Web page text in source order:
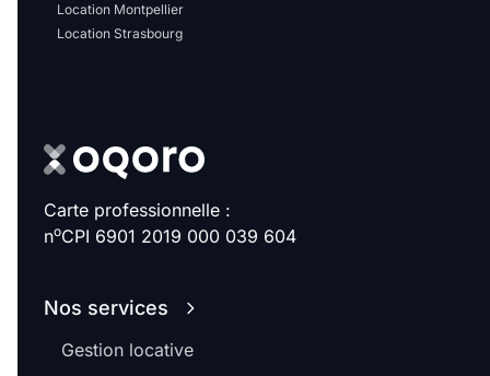
Location Montpellier
Location Strasbourg
Carte professionnelle :
noCPI 6901 2019 000 039 604
Nos services
Gestion locative